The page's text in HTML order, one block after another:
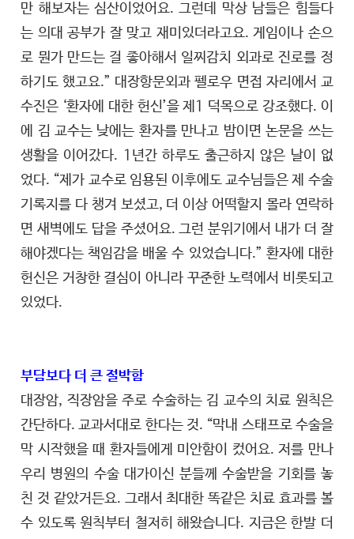
만 해보자는 심산이었어요. 그런데 막상 남들은 힘들다
는 의대 공부가 잘 맞고 재미있더라고요. 게임이나 손으
로 뭔가 만드는 걸 좋아해서 일찌감치 외과로 진로를 정
하기도 했고요.” 대장항문외과 펠로우 면접 자리에서 교
수진은 ‘환자에 대한 헌신’을 제1 덕목으로 강조했다. 이
에 김 교수는 낮에는 환자를 만나고 밤이면 논문을 쓰는
생활을 이어갔다. 1년간 하루도 출근하지 않은 날이 없
었다. “제가 교수로 임용된 이후에도 교수님들은 제 수술
기록지를 다 챙겨 보셨고, 더 이상 어떡할지 몰라 연락하
면 새벽에도 답을 주셨어요. 그런 분위기에서 내가 더 잘
해야겠다는 책임감을 배울 수 있었습니다.” 환자에 대한
헌신은 거창한 결심이 아니라 꾸준한 노력에서 비롯되고
있었다.
부담보다 더 큰 절박함
대장암, 직장암을 주로 수술하는 김 교수의 치료 원칙은
간단하다. 교과서대로 한다는 것. “막내 스태프로 수술을
막 시작했을 때 환자들에게 미안함이 컸어요. 저를 만나
우리 병원의 수술 대가이신 분들께 수술받을 기회를 놓
친 것 같았거든요. 그래서 최대한 똑같은 치료 효과를 볼
수 있도록 원칙부터 철저히 해왔습니다. 지금은 한발 더